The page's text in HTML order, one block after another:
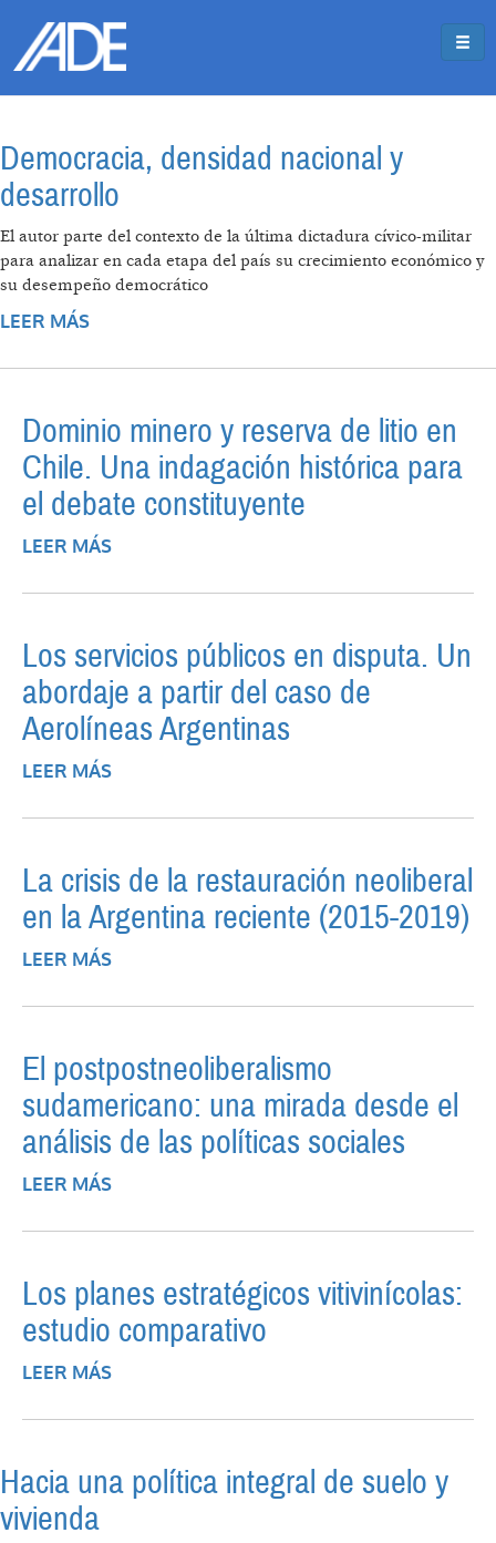
Democracia, densidad nacional y
desarrollo
El autor parte del contexto de la última dictadura cívico-militar
para analizar en cada etapa del país su crecimiento económico y
su desempeño democrático
LEER MÁS
Dominio minero y reserva de litio en
Chile. Una indagación histórica para
el debate constituyente
LEER MÁS
HISTÓRICA PARA EL DEBATE
Los servicios públicos en disputa. Un
abordaje a partir del caso de
Aerolíneas Argentinas
LEER MÁS
CASO DE AEROLÍNEAS ARGENTINAS
La crisis de la restauración neoliberal
en la Argentina reciente (2015-2019)
LEER MÁS
(2015-2019)
El postpostneoliberalismo
sudamericano: una mirada desde el
análisis de las políticas sociales
LEER MÁS
ANÁLISIS DE LAS POLÍTICAS SOCIALES
Los planes estratégicos vitivinícolas:
estudio comparativo
LEER MÁS
Hacia una política integral de suelo y
vivienda